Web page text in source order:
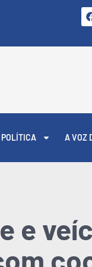
POLÍTICA A VOZ
e